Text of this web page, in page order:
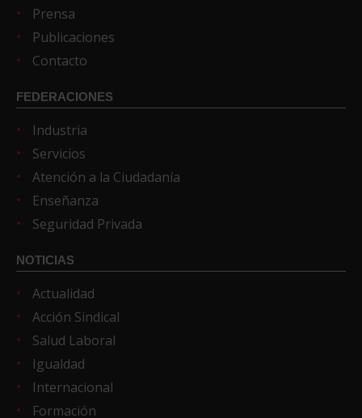
Prensa
Publicaciones
Contacto
FEDERACIONES
Industria
Servicios
Atención a la Ciudadanía
Enseñanza
Seguridad Privada
NOTICIAS
Actualidad
Acción Sindical
Salud Laboral
Igualdad
Internacional
Formación